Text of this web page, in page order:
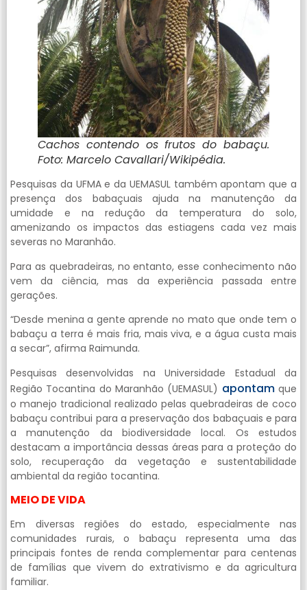
Cachos contendo os frutos do babaçu.
Foto: Marcelo Cavallari/Wikipédia.
Pesquisas da UFMA e da UEMASUL também apontam que a
presença dos babaçuais ajuda na manutenção da
umidade e na redução da temperatura do solo,
amenizando os impactos das estiagens cada vez mais
severas no Maranhão.
Para as quebradeiras, no entanto, esse conhecimento não
vem da ciência, mas da experiência passada entre
gerações.
“Desde menina a gente aprende no mato que onde tem o
babaçu a terra é mais fria, mais viva, e a água custa mais
a secar”, afirma Raimunda.
Pesquisas desenvolvidas na Universidade Estadual da
Região Tocantina do Maranhão (UEMASUL) apontamque
o manejo tradicional realizado pelas quebradeiras de coco
babaçu contribui para a preservação dos babaçuais e para
a manutenção da biodiversidade local. Os estudos
destacam a importância dessas áreas para a proteção do
solo, recuperação da vegetação e sustentabilidade
ambiental da região tocantina.
MEIO DE VIDA
Em diversas regiões do estado, especialmente nas
comunidades rurais, o babaçu representa uma das
principais fontes de renda complementar para centenas
de famílias que vivem do extrativismo e da agricultura
familiar.